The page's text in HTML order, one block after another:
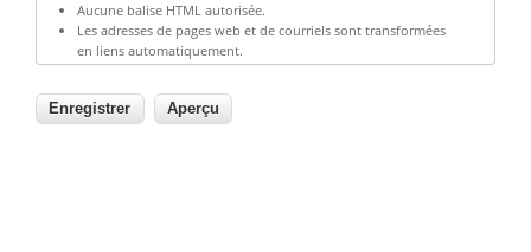
Aucune balise HTML autorisée.
Les adresses de pages web et de courriels sont transformées
en liens automatiquement.